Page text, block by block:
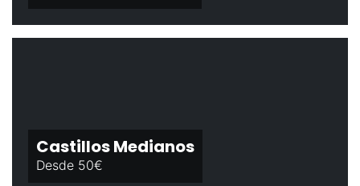
Castillos Medianos
Desde 50€